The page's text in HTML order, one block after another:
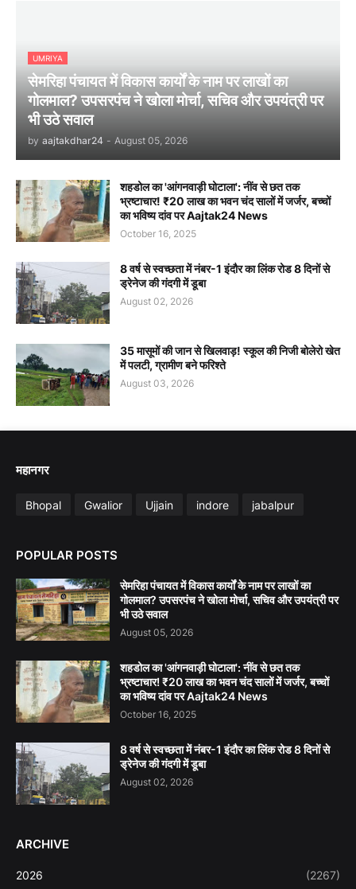
UMRIYA
सेमरिहा पंचायत में विकास कार्यों के नाम पर लाखों का
गोलमाल? उपसरपंच ने खोला मोर्चा, सचिव और उपयंत्री पर
भी उठे सवाल
by aajtakdhar24 - August 05, 2026
शहडोल का 'आंगनवाड़ी घोटाला': नींव से छत तक
भ्रष्टाचार! ₹20 लाख का भवन चंद सालों में जर्जर, बच्चों
का भविष्य दांव पर Aajtak24 News
October 16, 2025
8 वर्ष से स्वच्छता में नंबर-1 इंदौर का लिंक रोड 8 दिनों से
ड्रेनेज की गंदगी में डूबा
August 02, 2026
35 मासूमों की जान से खिलवाड़! स्कूल की निजी बोलेरो खेत
में पलटी, ग्रामीण बने फरिश्ते
August 03, 2026
महानगर
Bhopal Gwalior Ujjain indore jabalpur
POPULAR POSTS
सेमरिहा पंचायत में विकास कार्यों के नाम पर लाखों का
गोलमाल? उपसरपंच ने खोला मोर्चा, सचिव और उपयंत्री पर
भी उठे सवाल
August 05, 2026
शहडोल का 'आंगनवाड़ी घोटाला': नींव से छत तक
भ्रष्टाचार! ₹20 लाख का भवन चंद सालों में जर्जर, बच्चों
का भविष्य दांव पर Aajtak24 News
October 16, 2025
8 वर्ष से स्वच्छता में नंबर-1 इंदौर का लिंक रोड 8 दिनों से
ड्रेनेज की गंदगी में डूबा
August 02, 2026
ARCHIVE
2026 (2267)